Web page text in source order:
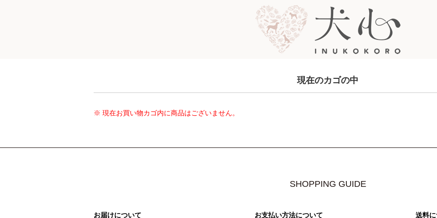
現在のカゴの中
※ 現在お買い物カゴ内に商品はございません。
SHOPPING GUIDE
お届けについて お支払い方法について 送料